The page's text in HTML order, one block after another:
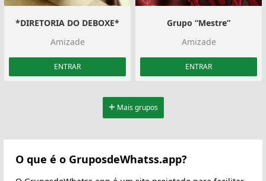
*DIRETORIA DO DEBOXE*
Amizade
ENTRAR
Grupo “Mestre”
Amizade
ENTRAR
Mais grupos
O que é o GruposdeWhatss.app?